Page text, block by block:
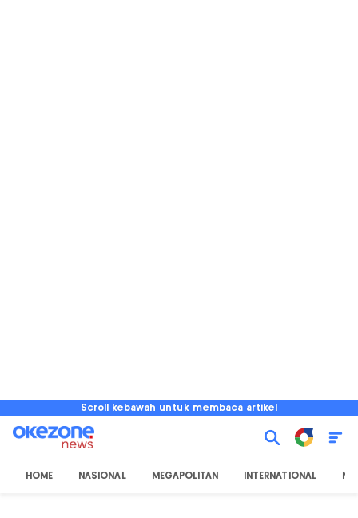
Scroll kebawah untuk membaca artikel
HOME NASIONAL MEGAPOLITAN INTERNATIONAL